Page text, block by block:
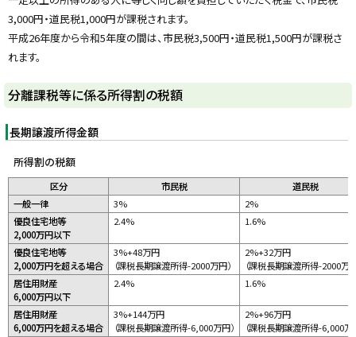
3,000円・道民税1,000円が課税されます。
平成26年度から令和5年度の間は、市民税3,500円・道民税1,500円が課税さ
れます。
ト
ッ
プ
戻
分離課税等に係る所得割の税額
長期譲渡所得金額
所得割の税額
区分 市民税
道民税
一般一律
3%
2%
優良住宅地等
2,000万円以下
2.4% 1.6%
優良住宅地等
2,000万円を超える場合
3%+48万円
（課税長期譲渡所得-2000万円）
2%+32万円
（課税長期譲渡所得-2000万
居住用財産
6,000万円以下
2.4% 1.6%
居住用財産
6,000万円を超える場合
3%+144万円
（課税長期譲渡所得-6,000万円）
2%+96万円
（課税長期譲渡所得-6,000万